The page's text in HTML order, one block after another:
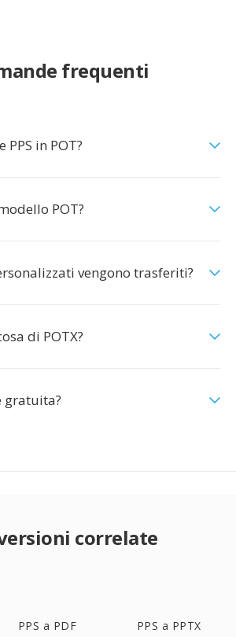
frequenti
PPS in POT?
POT?
vengono trasferiti?
di POTX?
gratuita?
correlate
PPS a PDF PPS a PPTX